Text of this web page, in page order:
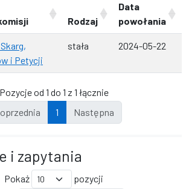
Rodzaj
Data
powołania
i Petycji
stała 2024-05-22
Pozycje od 1 do 1 z 1 łącznie
1 Następna
i zapytania
Pokaż
pozycji